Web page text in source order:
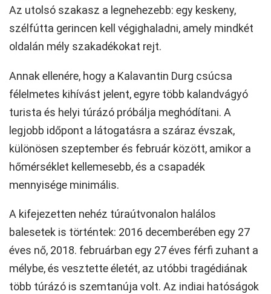
Az utolsó szakasz a legnehezebb: egy keskeny,
szélfútta gerincen kell végighaladni, amely mindkét
oldalán mély szakadékokat rejt.
Annak ellenére, hogy a Kalavantin Durg csúcsa
félelmetes kihívást jelent, egyre több kalandvágyó
turista és helyi túrázó próbálja meghódítani. A
legjobb időpont a látogatásra a száraz évszak,
különösen szeptember és február között, amikor a
hőmérséklet kellemesebb, és a csapadék
mennyisége minimális.
A kifejezetten nehéz túraútvonalon halálos
balesetek is történtek: 2016 decemberében egy 27
éves nő, 2018. februárban egy 27 éves férfi zuhant a
mélybe, és vesztette életét, az utóbbi tragédiának
több túrázó is szemtanúja volt. Az indiai hatóságok